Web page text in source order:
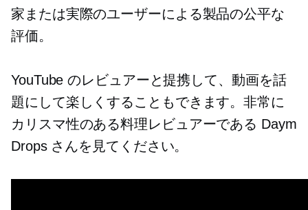
家または実際のユーザーによる製品の公平な
評価。
YouTube のレビュアーと提携して、動画を話
題にして楽しくすることもできます。非常に
カリスマ性のある料理レビュアーである Daym
Drops さんを見てください。